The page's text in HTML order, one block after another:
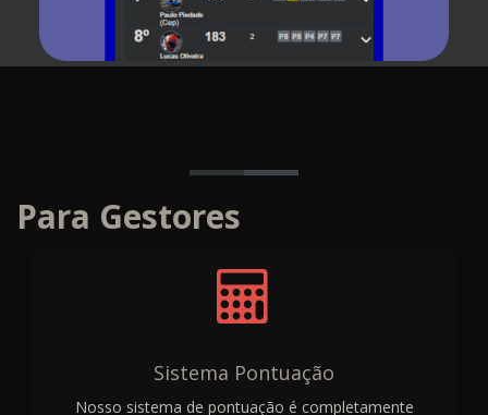
Para Gestores
Sistema Pontuação
Nosso sistema de pontuação é completamente